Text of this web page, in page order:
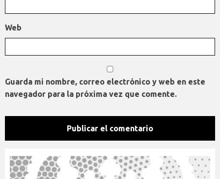
Web
Guarda mi nombre, correo electrónico y web en este
navegador para la próxima vez que comente.